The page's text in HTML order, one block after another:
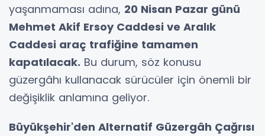
yaşanmaması adına, 20 Nisan Pazar günü
Mehmet Akif Ersoy Caddesi ve Aralık
Caddesi araç trafiğine tamamen
kapatılacak. Bu durum, söz konusu
güzergâhı kullanacak sürücüler için önemli bir
değişiklik anlamına geliyor.
Büyükşehir'den Alternatif Güzergâh Çağrısı